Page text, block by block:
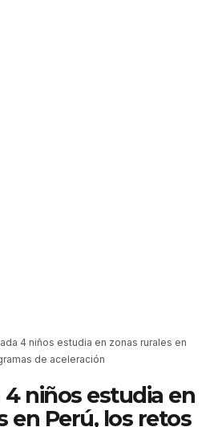
4 niños estudia en zonas rurales en
de aceleración
4 niños estudia en
en Perú, los retos